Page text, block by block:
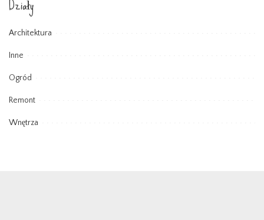
Architektura
Inne
Ogród
Remont
Wnętrza